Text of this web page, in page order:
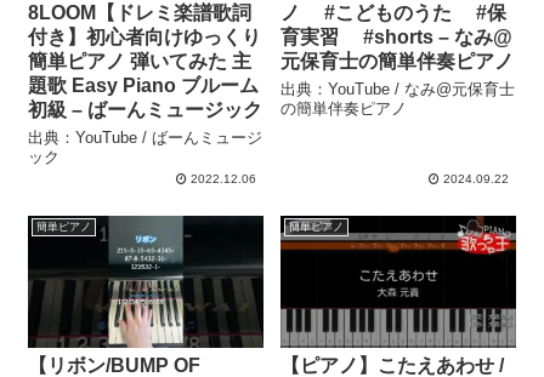
8LOOM【ドレミ楽譜歌詞
付き】初心者向けゆっくり
簡単ピアノ 弾いてみた 主
題歌 Easy Piano ブルーム
初級 – ばーんミュージック
出典：YouTube / ばーんミュージ
ック
2022.12.06
ノ #こどものうた #保
育実習 #shorts – なみ@
元保育士の簡単伴奏ピアノ
出典：YouTube / なみ@元保育士
の簡単伴奏ピアノ
2024.09.22
簡単ピアノ
【リボン/BUMP OF
簡単ピアノ
【ピアノ】こたえあわせ /